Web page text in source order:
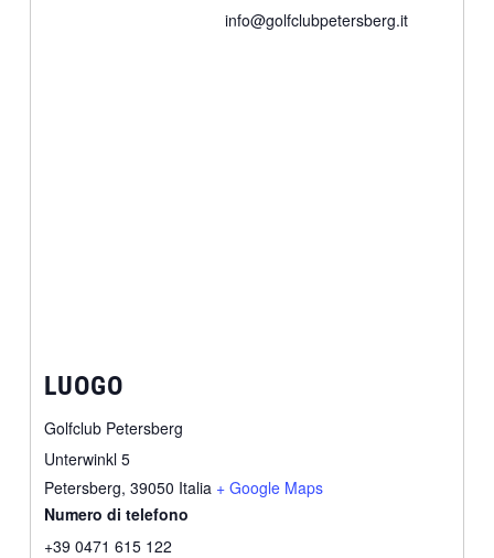
info@golfclubpetersberg.it
LUOGO
Golfclub Petersberg
Unterwinkl 5
Petersberg, 39050 Italia + Google Maps
Numero di telefono
+39 0471 615 122